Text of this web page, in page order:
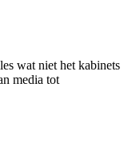
wat niet het kabinets
media tot